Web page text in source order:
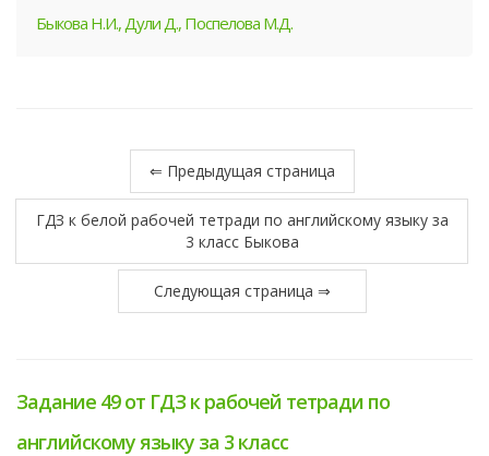
Быкова Н.И., Дули Д., Поспелова М.Д.
⇐ Предыдущая страница
ГДЗ к белой рабочей тетради по английскому языку за
3 класс Быкова
Следующая страница ⇒
Задание 49 от ГДЗ к рабочей тетради по
английскому языку за 3 класс